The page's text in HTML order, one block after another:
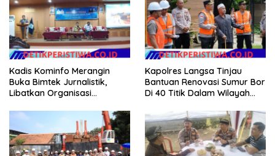
Kadis Kominfo Merangin
Buka Bimtek Jurnalistik,
Libatkan Organisasi
Kapolres Langsa Tinjau
Bantuan Renovasi Sumur Bor
Di 40 Titik Dalam Wilayah